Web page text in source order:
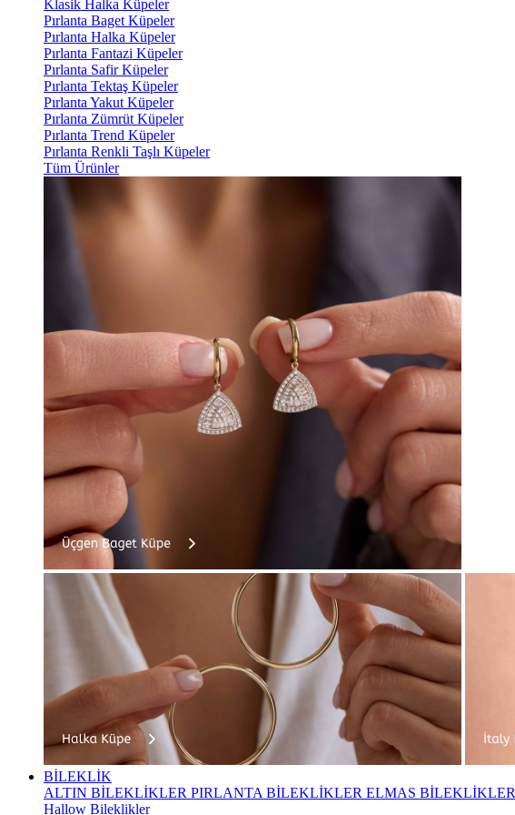
Klasik Halka Küpeler
Pırlanta Baget Küpeler
Pırlanta Halka Küpeler
Pırlanta Fantazi Küpeler
Pırlanta Safir Küpeler
Pırlanta Tektaş Küpeler
Pırlanta Yakut Küpeler
Pırlanta Zümrüt Küpeler
Pırlanta Trend Küpeler
Pırlanta Renkli Taşlı Küpeler
Tüm Ürünler
BİLEKLİK
ALTIN BİLEKLİKLER PIRLANTA BİLEKLİKLER ELMAS BİLEKLİKLER
Hallow Bileklikler